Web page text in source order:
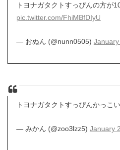
トヨナガタクトすっぴんの方が
pic.twitter.com/FhiMBfDIyU
— おぬん (@nunn0505)
トヨナガタクトすっぴんかっこ
— みかん (@zoo3lzz5) January